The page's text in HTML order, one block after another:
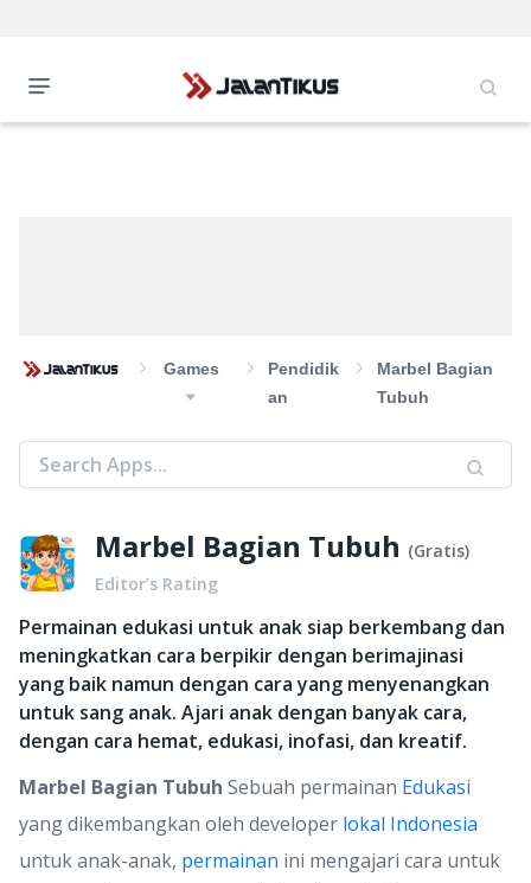
Games
Pendidik
An
Marbel Bagian
Tubuh
Marbel Bagian Tubuh (Gratis)
Editor’s Rating
Permainan edukasi untuk anak siap berkembang dan
meningkatkan cara berpikir dengan berimajinasi
yang baik namun dengan cara yang menyenangkan
untuk sang anak. Ajari anak dengan banyak cara,
dengan cara hemat, edukasi, inofasi, dan kreatif.
Marbel Bagian Tubuh Sebuah permainan Edukasi
yang dikembangkan oleh developer lokal Indonesia
untuk anak-anak, permainan ini mengajari cara untuk